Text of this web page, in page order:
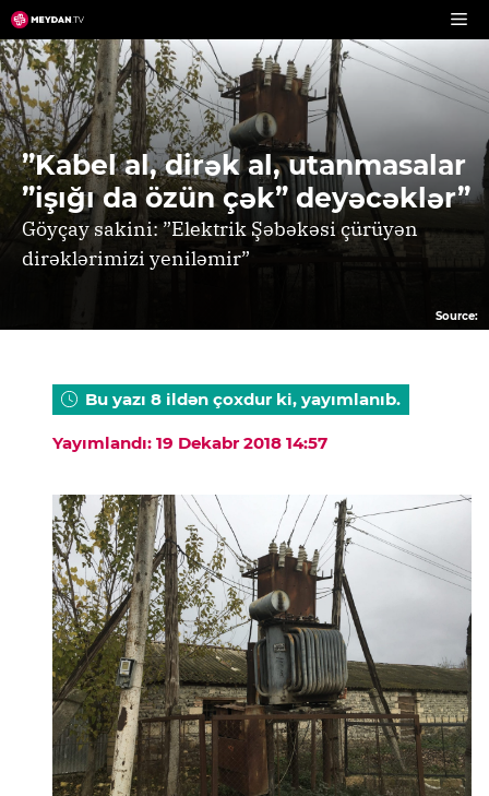
Skip
to
content
”Kabel al, dirək al, utanmasalar
”işığı da özün çək” deyəcəklər”
Göyçay sakini: ”Elektrik Şəbəkəsi çürüyən
dirəklərimizi yeniləmir”
Source:
Bu yazı 8 ildən çoxdur ki, yayımlanıb.
Yayımlandı: 19 Dekabr 2018 14:57